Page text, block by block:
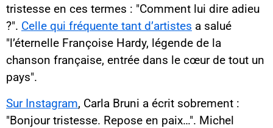
tristesse en ces termes : "Comment lui dire adieu
?". Celle qui fréquente tant d’artistes a salué
"l’éternelle Françoise Hardy, légende de la
chanson française, entrée dans le cœur de tout un
pays".
Sur Instagram, Carla Bruni a écrit sobrement :
"Bonjour tristesse. Repose en paix…". Michel